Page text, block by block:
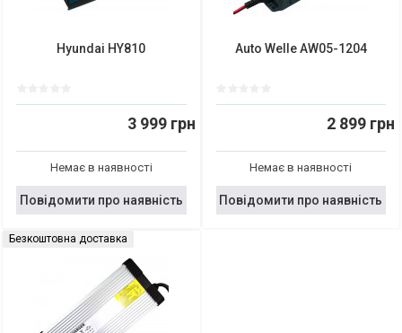
Hyundai HY810
3 999 грн
Немає в наявності
Повідомити про наявність
Auto Welle AW05-1204
2 899 грн
Немає в наявності
Повідомити про наявність
Безкоштовна доставка